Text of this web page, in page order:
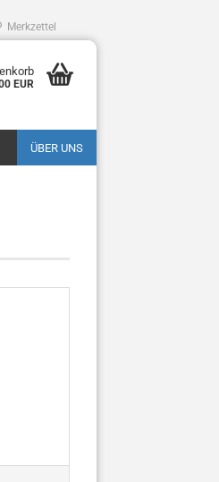
Merkzettel
EUR
ÜBER UNS